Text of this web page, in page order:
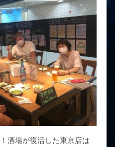
酒場が復活した東京店は